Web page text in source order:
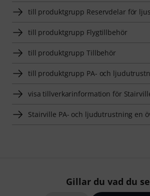
till produktgrupp Reservdelar för
till produktgrupp Flygtillbehör
till produktgrupp Tillbehör
till produktgrupp PA- och
visa tillverkarinformation för
Stairville PA- och ljudutrustning en
Gillar du vad du